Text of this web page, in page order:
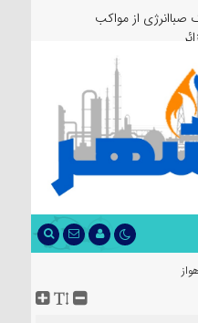
صباانرژی از مواکب
و عزادا